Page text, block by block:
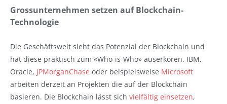
Grossunternehmen setzen auf Blockchain-
Technologie
Die Geschäftswelt sieht das Potenzial der Blockchain und
hat diese praktisch zum «Who-is-Who» auserkoren. IBM,
Oracle, JPMorganChase oder beispielsweise Microsoft
arbeiten derzeit an Projekten die auf der Blockchain
basieren. Die Blockchain lässt sich vielfältig einsetzen,